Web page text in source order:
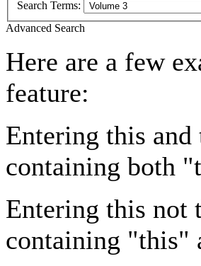
Search Terms:
Advanced Search
Here are a few
feature:
Entering this and
containing both
Entering this not
containing "this"